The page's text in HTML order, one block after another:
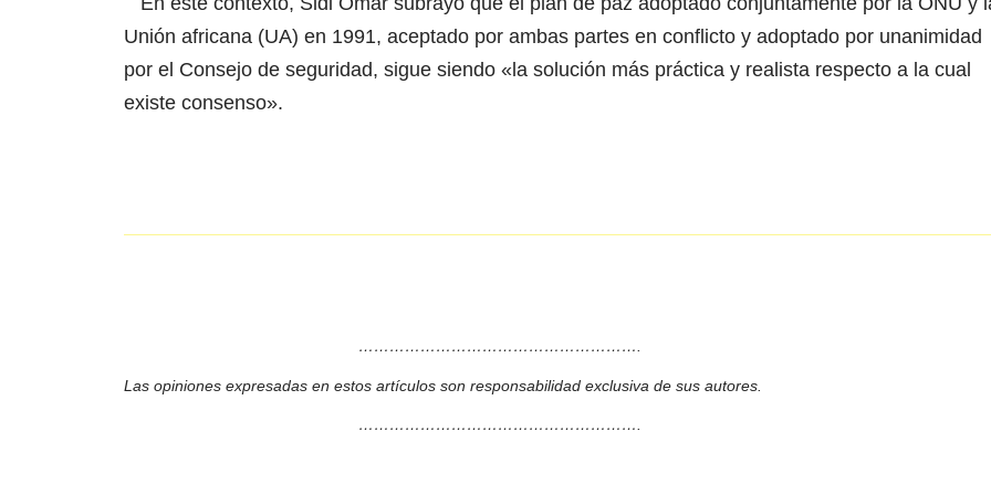
Unión africana (UA) en 1991, aceptado por ambas partes en conflicto y adoptado por unanimidad
por el Consejo de seguridad, sigue siendo «la solución más práctica y realista respecto a la cual
existe consenso».
……………………………………………….
Las opiniones expresadas en estos artículos son responsabilidad exclusiva de sus autores.
……………………………………………….